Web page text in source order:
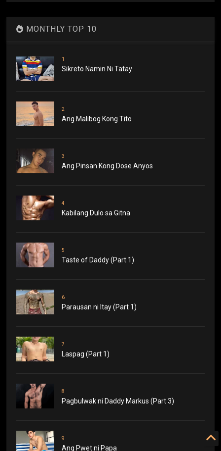
MONTHLY TOP 10
1
Sikreto Namin Ni Tatay
2
Ang Malibog Kong Tito
3
Ang Pinsan Kong Dose Anyos
4
Kabilang Dulo sa Gitna
5
Taste of Daddy (Part 1)
6
Parausan ni Itay (Part 1)
7
Laspag (Part 1)
8
Pagbulwak ni Daddy Markus (Part 3)
9
Ang Pwet ni Papa